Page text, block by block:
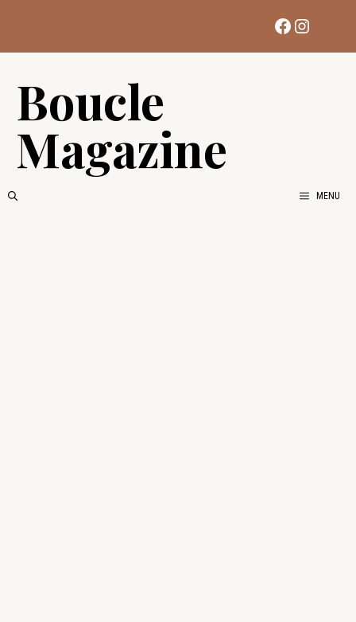
contenu
Facebook
Boucle
Magazine
MENU